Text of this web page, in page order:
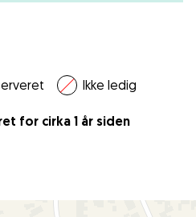
Ikke ledig
for cirka 1 år siden